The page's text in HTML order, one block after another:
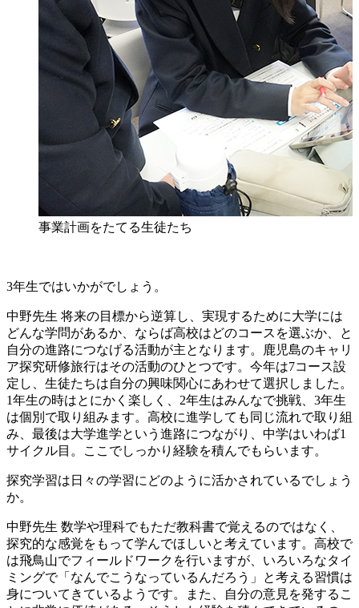
事業計画をたてる生徒たち
3年生ではいかがでしょう。
中野先生 将来の目標から逆算し、実現するために大学には
どんな学問があるか、ならば高校はどのコースを選ぶか、と
自分の進路につなげる活動が主となります。鹿児島のキャリ
ア探究研修旅行はその活動のひとつです。今年は7コース設
定し、生徒たちは自分の興味関心にあわせて選択しました。
1年生の時はとにかく楽しく、2年生はみんなで挑戦、3年生
は個別で取り組みます。高校に進学しても同じ流れで取り組
み、最後は大学進学という進路につながり、中学はいわば1
サイクル目。ここでしっかり経験を積んでもらいます。
探究学習は日々の学習にどのように活かされているでしょう
か。
中野先生 数学や理科でもただ教科書で覚えるのではなく、
探究的な感覚をもって学んでほしいと考えています。高校で
は飛鳥山でフィールドワークを行いますが、いろいろなタイ
ミングで「なんでこうなっているんだろう」と考える習慣は
身についてきているようです。また、自分の意見を発するこ